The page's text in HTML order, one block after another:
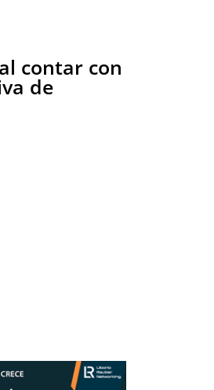
contar con
de